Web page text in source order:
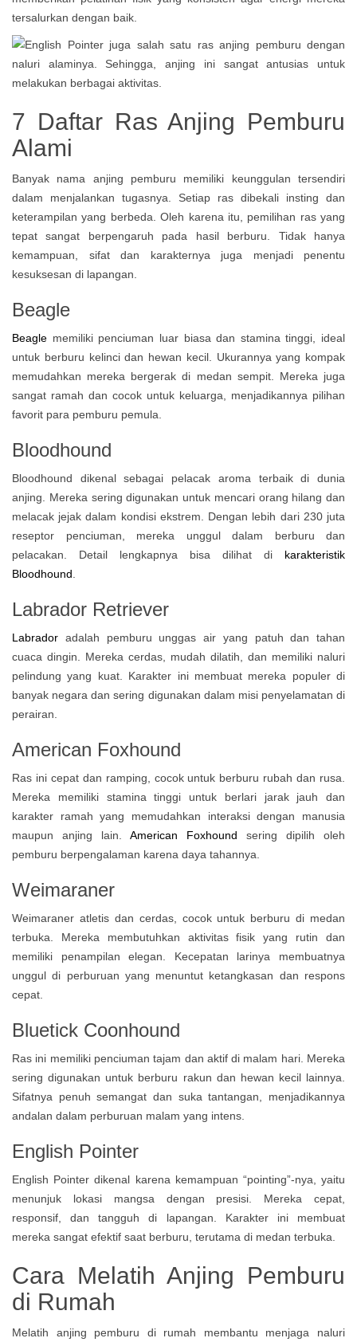
tersalurkan dengan baik.
7 Daftar Ras Anjing Pemburu
Alami
Banyak nama anjing pemburu memiliki keunggulan tersendiri
dalam menjalankan tugasnya. Setiap ras dibekali insting dan
keterampilan yang berbeda. Oleh karena itu, pemilihan ras yang
tepat sangat berpengaruh pada hasil berburu. Tidak hanya
kemampuan, sifat dan karakternya juga menjadi penentu
kesuksesan di lapangan.
Beagle
Beagle memiliki penciuman luar biasa dan stamina tinggi, ideal
untuk berburu kelinci dan hewan kecil. Ukurannya yang kompak
memudahkan mereka bergerak di medan sempit. Mereka juga
sangat ramah dan cocok untuk keluarga, menjadikannya pilihan
favorit para pemburu pemula.
Bloodhound
Bloodhound dikenal sebagai pelacak aroma terbaik di dunia
anjing. Mereka sering digunakan untuk mencari orang hilang dan
melacak jejak dalam kondisi ekstrem. Dengan lebih dari 230 juta
reseptor penciuman, mereka unggul dalam berburu dan
pelacakan. Detail lengkapnya bisa dilihat di
karakteristik
Bloodhound.
Labrador Retriever
Labrador adalah pemburu unggas air yang patuh dan tahan
cuaca dingin. Mereka cerdas, mudah dilatih, dan memiliki naluri
pelindung yang kuat. Karakter ini membuat mereka populer di
banyak negara dan sering digunakan dalam misi penyelamatan di
perairan.
American Foxhound
Ras ini cepat dan ramping, cocok untuk berburu rubah dan rusa.
Mereka memiliki stamina tinggi untuk berlari jarak jauh dan
karakter ramah yang memudahkan interaksi dengan manusia
maupun anjing lain. American Foxhound sering dipilih oleh
pemburu berpengalaman karena daya tahannya.
Weimaraner
Weimaraner atletis dan cerdas, cocok untuk berburu di medan
terbuka. Mereka membutuhkan aktivitas fisik yang rutin dan
memiliki penampilan elegan. Kecepatan larinya membuatnya
unggul di perburuan yang menuntut ketangkasan dan respons
cepat.
Bluetick Coonhound
Ras ini memiliki penciuman tajam dan aktif di malam hari. Mereka
sering digunakan untuk berburu rakun dan hewan kecil lainnya.
Sifatnya penuh semangat dan suka tantangan, menjadikannya
andalan dalam perburuan malam yang intens.
English Pointer
English Pointer dikenal karena kemampuan “pointing”-nya, yaitu
menunjuk lokasi mangsa dengan presisi. Mereka cepat,
responsif, dan tangguh di lapangan. Karakter ini membuat
mereka sangat efektif saat berburu, terutama di medan terbuka.
Cara Melatih Anjing Pemburu
di Rumah
Melatih anjing pemburu di rumah membantu menjaga naluri